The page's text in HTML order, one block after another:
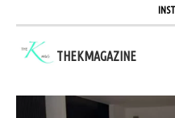
THEKMAGAZINE